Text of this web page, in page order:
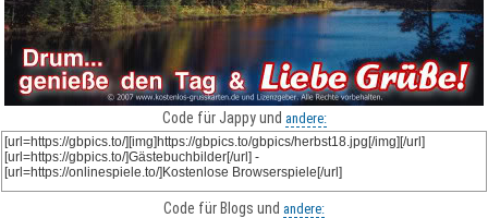
Code für Jappy und andere:
Code für Blogs und andere: